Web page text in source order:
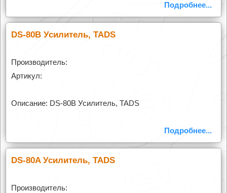
Подробнее...
DS-80B Усилитель, TADS
Производитель:
Артикул:
Описание: DS-80B Усилитель, TADS
Подробнее...
DS-80A Усилитель, TADS
Производитель: